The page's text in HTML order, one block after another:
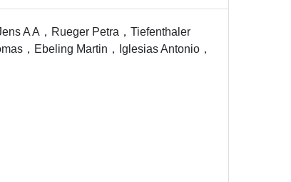
A A，Rueger Petra，Tiefenthaler
，Ebeling Martin，Iglesias Antonio，